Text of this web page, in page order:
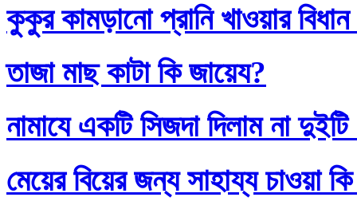
কুকুর কামড়ানো প্রানি খাওয়ার
তাজা মাছ কাটা কি জায়েয?
নামাযে একটি সিজদা দিলাম না
মেয়ের বিয়ের জন্য সাহায্য চাওয়া